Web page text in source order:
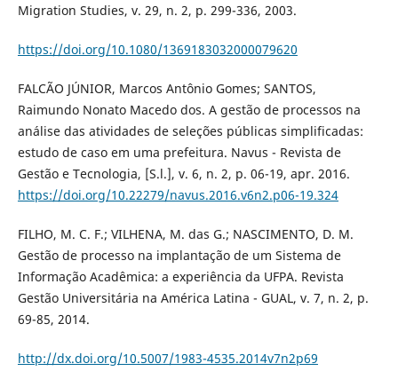
Migration Studies, v. 29, n. 2, p. 299-336, 2003.
https://doi.org/10.1080/1369183032000079620
FALCÃO JÚNIOR, Marcos Antônio Gomes; SANTOS,
Raimundo Nonato Macedo dos. A gestão de processos na
análise das atividades de seleções públicas simplificadas:
estudo de caso em uma prefeitura. Navus - Revista de
Gestão e Tecnologia, [S.l.], v. 6, n. 2, p. 06-19, apr. 2016.
https://doi.org/10.22279/navus.2016.v6n2.p06-19.324
FILHO, M. C. F.; VILHENA, M. das G.; NASCIMENTO, D. M.
Gestão de processo na implantação de um Sistema de
Informação Acadêmica: a experiência da UFPA. Revista
Gestão Universitária na América Latina - GUAL, v. 7, n. 2, p.
69-85, 2014.
http://dx.doi.org/10.5007/1983-4535.2014v7n2p69